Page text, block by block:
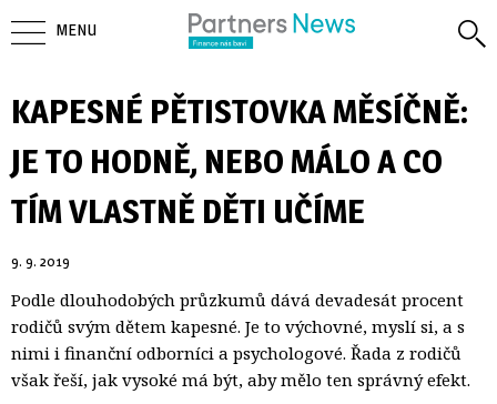
KAPESNÉ PĚTISTOVKA MĚSÍČNĚ:
JE TO HODNĚ, NEBO MÁLO A CO
TÍM VLASTNĚ DĚTI UČÍME
9. 9. 2019
Podle dlouhodobých průzkumů dává devadesát procent
rodičů svým dětem kapesné. Je to výchovné, myslí si, a s
nimi i finanční odborníci a psychologové. Řada z rodičů
však řeší, jak vysoké má být, aby mělo ten správný efekt.
MENU